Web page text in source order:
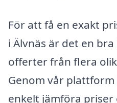
För att få en exakt
i Älvnäs är det en
offerter från flera
Genom vår
enkelt jämföra